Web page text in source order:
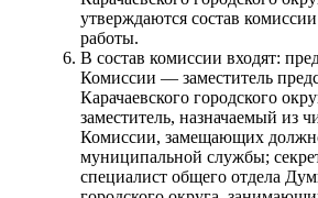
утверждаются состав
работы.
В состав комиссии входят:
Комиссии — заместитель
Карачаевского городского
заместитель, назначаемый из
Комиссии, замещающих
муниципальной службы;
специалист общего отдела